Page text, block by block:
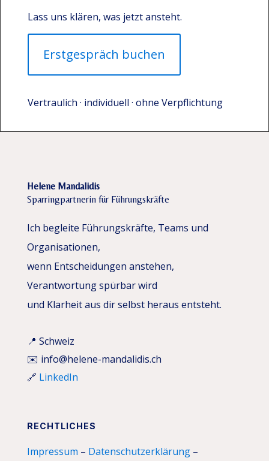
Lass uns klären, was jetzt ansteht.
Erstgespräch buchen
Vertraulich · individuell · ohne Verpflichtung
Helene Mandalidis
Sparringpartnerin für Führungskräfte
Ich begleite Führungskräfte, Teams und
Organisationen,
wenn Entscheidungen anstehen,
Verantwortung spürbar wird
und Klarheit aus dir selbst heraus entsteht.
📍 Schweiz
✉️ info@helene-mandalidis.ch
🔗 LinkedIn
RECHTLICHES
Impressum – Datenschutzerklärung–